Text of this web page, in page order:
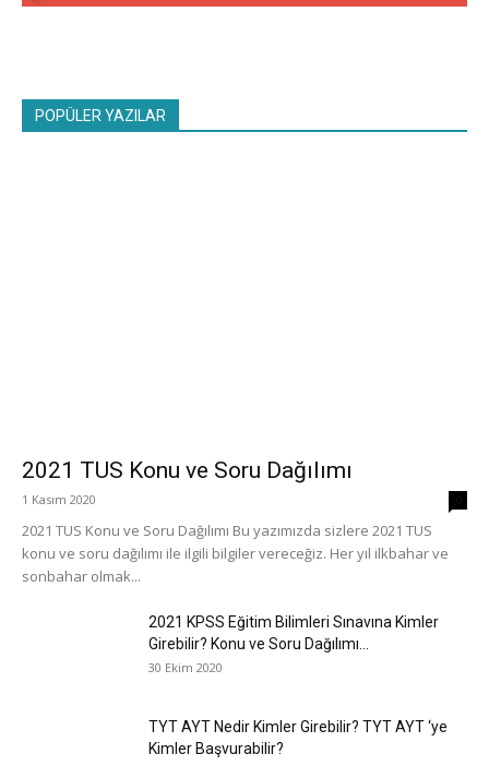
POPÜLER YAZILAR
2021 TUS Konu ve Soru Dağılımı
1 Kasım 2020
2021 TUS Konu ve Soru Dağılımı Bu yazımızda sizlere 2021 TUS
konu ve soru dağılımı ile ilgili bilgiler vereceğiz. Her yıl ilkbahar ve
sonbahar olmak...
2021 KPSS Eğitim Bilimleri Sınavına Kimler
Girebilir? Konu ve Soru Dağılımı...
30 Ekim 2020
TYT AYT Nedir Kimler Girebilir? TYT AYT ‘ye
Kimler Başvurabilir?